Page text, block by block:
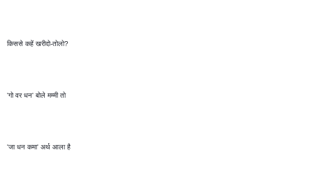
किससे कहें खरीदो-तोलो?
'गो वर धन' बोले मम्मी तो
'जा धन कमा' अर्थ आला है